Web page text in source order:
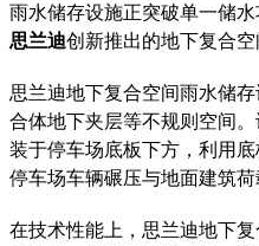
雨水储存设施正突破单一储
思兰迪创新推出的地下复合
思兰迪地下复合空间雨水储
合体地下夹层等不规则空间
装于停车场底板下方，利用
停车场车辆碾压与地面建筑荷
在技术性能上，思兰迪地下